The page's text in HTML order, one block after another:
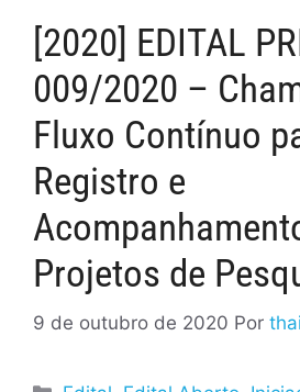
[2020] EDITAL
009/2020 –
Fluxo Contínuo
Registro e
Projetos de
9 de outubro de 2020 Por